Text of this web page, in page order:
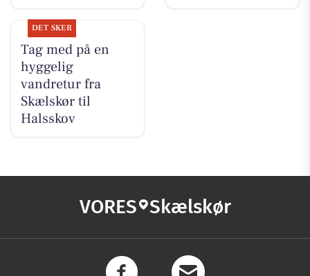
DET SKER
Tag med på en
hyggelig
vandretur fra
Skælskør til
Halsskov
VORES Skælskør